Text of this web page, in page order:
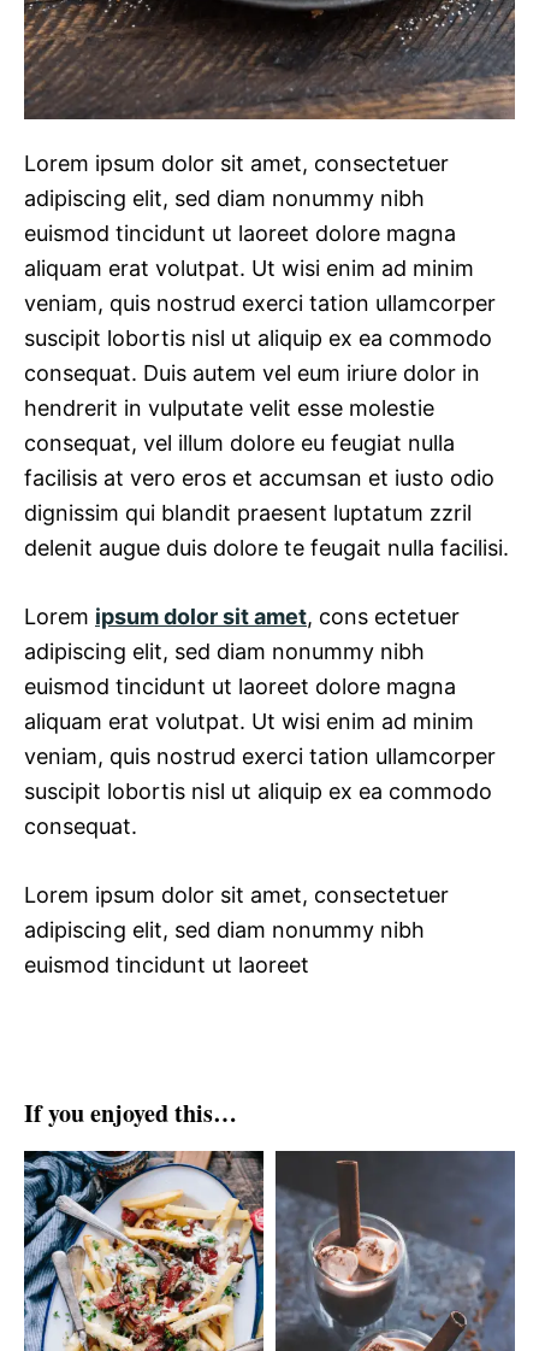
Lorem ipsum dolor sit amet, consectetuer
adipiscing elit, sed diam nonummy nibh
euismod tincidunt ut laoreet dolore magna
aliquam erat volutpat. Ut wisi enim ad minim
veniam, quis nostrud exerci tation ullamcorper
suscipit lobortis nisl ut aliquip ex ea commodo
consequat. Duis autem vel eum iriure dolor in
hendrerit in vulputate velit esse molestie
consequat, vel illum dolore eu feugiat nulla
facilisis at vero eros et accumsan et iusto odio
dignissim qui blandit praesent luptatum zzril
delenit augue duis dolore te feugait nulla facilisi.
Lorem ipsum dolor sit amet, cons ectetuer
adipiscing elit, sed diam nonummy nibh
euismod tincidunt ut laoreet dolore magna
aliquam erat volutpat. Ut wisi enim ad minim
veniam, quis nostrud exerci tation ullamcorper
suscipit lobortis nisl ut aliquip ex ea commodo
consequat.
Lorem ipsum dolor sit amet, consectetuer
adipiscing elit, sed diam nonummy nibh
euismod tincidunt ut laoreet
If you enjoyed this…